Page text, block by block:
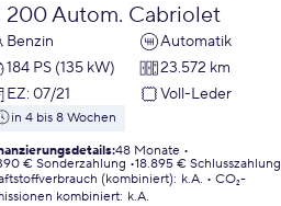
200 Autom. Cabriolet
Benzin
Automatik
184 PS (135 kW)
23.572 km
EZ: 07/21 Voll-Leder
in 4 bis 8 Wochen
:48 Monate
€ Sonderzahlung
18.895 € Schlusszahlung
(kombiniert): k.A.
CO₂-
kombiniert: k.A.